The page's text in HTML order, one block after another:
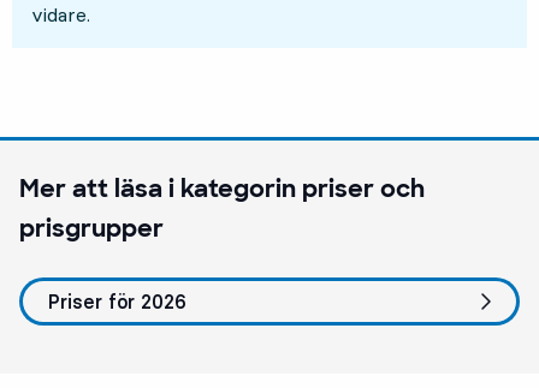
vidare.
Mer att läsa i kategorin priser och
prisgrupper
Priser för 2026